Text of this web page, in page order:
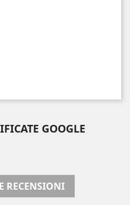
GOOGLE
RECENSIONI